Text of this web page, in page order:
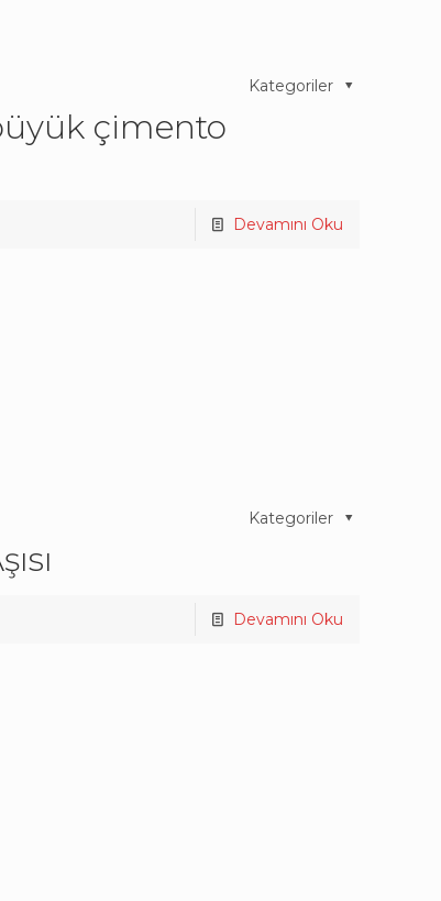
Kategoriler
çimento
Devamını Oku
Kategoriler
Devamını Oku